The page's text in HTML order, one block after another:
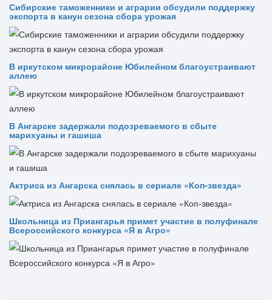
Сибирские таможенники и аграрии обсудили поддержку
экспорта в канун сезона сбора урожая
В иркутском микрорайоне Юбилейном благоустраивают
аллею
В Ангарске задержали подозреваемого в сбыте
марихуаны и гашиша
Актриса из Ангарска снялась в сериале «Коп-звезда»
Школьница из Приангарья примет участие в полуфинале
Всероссийского конкурса «Я в Агро»